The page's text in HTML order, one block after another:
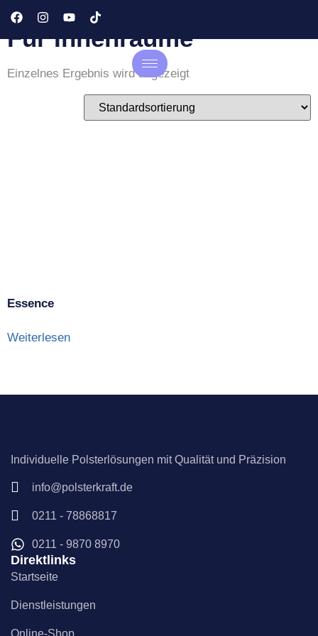
Recycelter Bezugsstoff
Für Innenräume
Einzelnes Ergebnis wird angezeigt
Essence
Weiterlesen
Individuelle Polsterlösungen mit Qualität und Präzision
info@polsterkraft.de
0211 - 78868817
0211 - 9870 8970
Direktlinks
Startseite
Dienstleistungen